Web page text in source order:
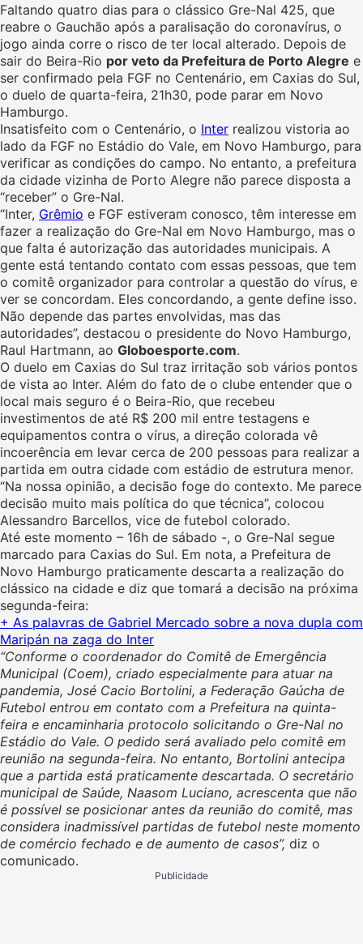
Faltando quatro dias para o clássico Gre-Nal 425, que
reabre o Gauchão após a paralisação do coronavírus, o
jogo ainda corre o risco de ter local alterado. Depois de
sair do Beira-Rio por veto da Prefeitura de Porto Alegre e
ser confirmado pela FGF no Centenário, em Caxias do Sul,
o duelo de quarta-feira, 21h30, pode parar em Novo
Hamburgo.
Insatisfeito com o Centenário, o Inter realizou vistoria ao
lado da FGF no Estádio do Vale, em Novo Hamburgo, para
verificar as condições do campo. No entanto, a prefeitura
da cidade vizinha de Porto Alegre não parece disposta a
“receber” o Gre-Nal.
“Inter, Grêmio e FGF estiveram conosco, têm interesse em
fazer a realização do Gre-Nal em Novo Hamburgo, mas o
que falta é autorização das autoridades municipais. A
gente está tentando contato com essas pessoas, que tem
o comitê organizador para controlar a questão do vírus, e
ver se concordam. Eles concordando, a gente define isso.
Não depende das partes envolvidas, mas das
autoridades”, destacou o presidente do Novo Hamburgo,
Raul Hartmann, ao Globoesporte.com.
O duelo em Caxias do Sul traz irritação sob vários pontos
de vista ao Inter. Além do fato de o clube entender que o
local mais seguro é o Beira-Rio, que recebeu
investimentos de até R$ 200 mil entre testagens e
equipamentos contra o vírus, a direção colorada vê
incoerência em levar cerca de 200 pessoas para realizar a
partida em outra cidade com estádio de estrutura menor.
“Na nossa opinião, a decisão foge do contexto. Me parece
decisão muito mais política do que técnica”, colocou
Alessandro Barcellos, vice de futebol colorado.
Até este momento – 16h de sábado -, o Gre-Nal segue
marcado para Caxias do Sul. Em nota, a Prefeitura de
Novo Hamburgo praticamente descarta a realização do
clássico na cidade e diz que tomará a decisão na próxima
segunda-feira:
+ As palavras de Gabriel Mercado sobre a nova dupla com
Maripán na zaga do Inter
“Conforme o coordenador do Comitê de Emergência
Municipal (Coem), criado especialmente para atuar na
pandemia, José Cacio Bortolini, a Federação Gaúcha de
Futebol entrou em contato com a Prefeitura na quinta-
feira e encaminharia protocolo solicitando o Gre-Nal no
Estádio do Vale. O pedido será avaliado pelo comitê em
reunião na segunda-feira. No entanto, Bortolini antecipa
que a partida está praticamente descartada. O secretário
municipal de Saúde, Naasom Luciano, acrescenta que não
é possível se posicionar antes da reunião do comitê, mas
considera inadmissível partidas de futebol neste momento
de comércio fechado e de aumento de casos”, diz o
comunicado.
Publicidade